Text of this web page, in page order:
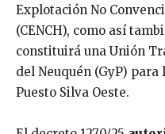
Explotación No
(CENCH), como así
constituirá una Unión
del Neuquén (GyP)
Puesto Silva Oeste.